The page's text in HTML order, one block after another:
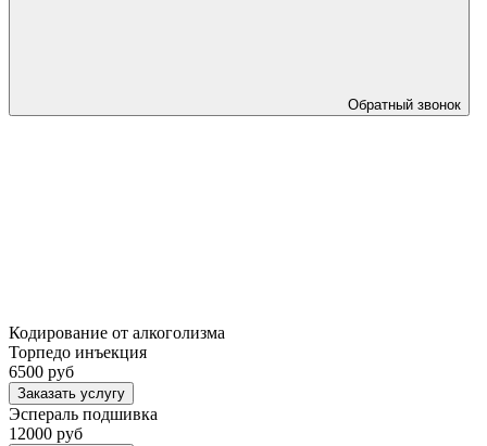
Обратный звонок
Кодирование от алкоголизма
Торпедо инъекция
6500 руб
Заказать услугу
Эспераль подшивка
12000 руб